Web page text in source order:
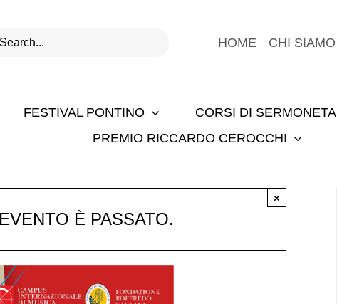
HOME CHI SIAMO
FESTIVAL PONTINO CORSI DI SERMONETA
PREMIO RICCARDO CEROCCHI
È PASSATO.
×